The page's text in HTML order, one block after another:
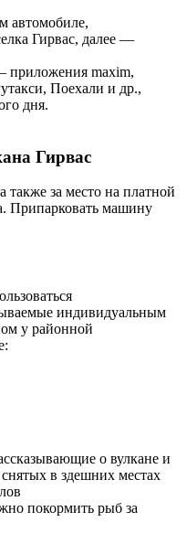
автомобиле,
Гирвас, далее —
приложения maxim,
Поехали и др.,
дня.
Гирвас
также за место на платной
Припарковать машину
индивидуальным
у районной
о вулкане и
в здешних местах
покормить рыб за